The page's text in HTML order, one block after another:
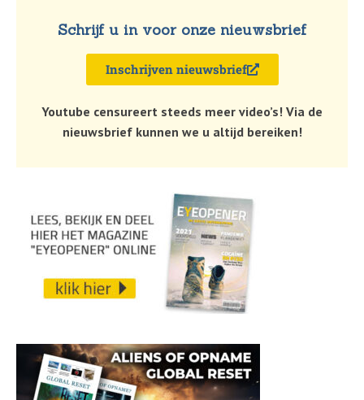
Schrijf u in voor onze nieuwsbrief
Inschrijven nieuwsbrief
Youtube censureert steeds meer video’s! Via de
nieuwsbrief kunnen we u altijd bereiken!